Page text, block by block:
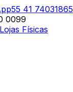
55 41 74031865
0099
Lojas Físicas